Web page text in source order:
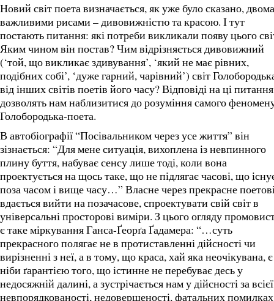
Новий світ поета визначається, як уже було сказано, двома
важливими рисами – дивовижністю та красою. І тут
постають питання: які потреби викликали появу цього
Яким чином він постав? Чим відрізняється дивовижний
(‘той, що викликає здивування’, ‘який не має рівних,
подібних собі’, ‘дуже гарний, чарівний’) світ
від інших світів поетів його часу? Відповіді на ці питання
дозволять нам наблизитися до розуміння самого
Голобородька-поета.
В автобіографії “Посівальником через усе життя” він
зізнається: “Для мене ситуація, вихоплена із невпинного
плину буття, набуває сенсу лише тоді, коли вона
проектується на щось таке, що не підлягає часові, що
поза часом і вище часу…” Власне через прекрасне
вдається вийти на позачасове, спроектувати свій світ в
універсальні просторові виміри. З цього огляду
є таке міркування Ганса-Ґеорґа Ґадамера: “…суть
прекрасного полягає не в протиставленні дійсності чи
вирізненні з неї, а в тому, що краса, хай яка неочікувана, є
ніби ґарантією того, що істинне не перебуває десь у
недосяжній далині, а зустрічається нам у дійсності за всієї
невпорядкованості, недовершеності, фатальних